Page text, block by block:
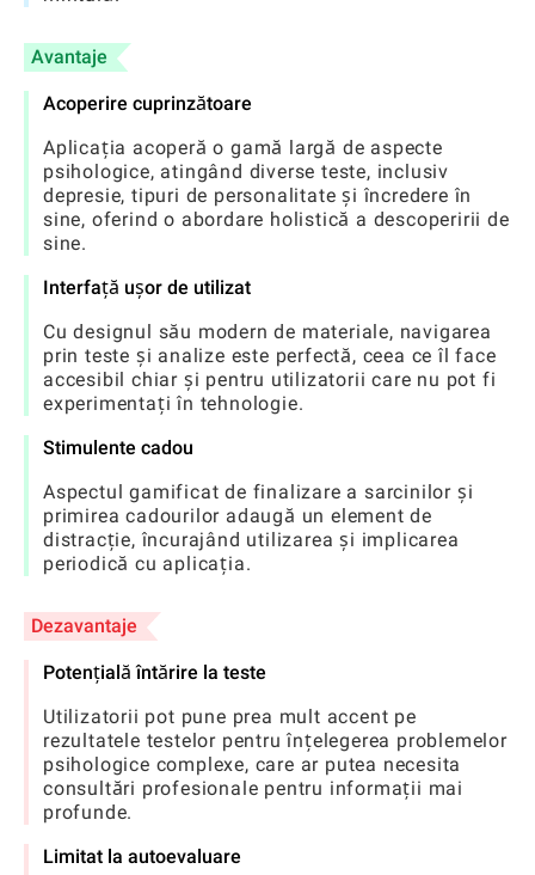
Avantaje
Acoperire cuprinzătoare
Aplicația acoperă o gamă largă de aspecte
psihologice, atingând diverse teste, inclusiv
depresie, tipuri de personalitate și încredere în
sine, oferind o abordare holistică a descoperirii de
sine.
Interfață ușor de utilizat
Cu designul său modern de materiale, navigarea
prin teste și analize este perfectă, ceea ce îl face
accesibil chiar și pentru utilizatorii care nu pot fi
experimentați în tehnologie.
Stimulente cadou
Aspectul gamificat de finalizare a sarcinilor și
primirea cadourilor adaugă un element de
distracție, încurajând utilizarea și implicarea
periodică cu aplicația.
Dezavantaje
Potențială întărire la teste
Utilizatorii pot pune prea mult accent pe
rezultatele testelor pentru înțelegerea problemelor
psihologice complexe, care ar putea necesita
consultări profesionale pentru informații mai
profunde.
Limitat la autoevaluare